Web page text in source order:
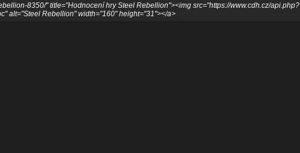
8350/" title="Hodnocení hry Steel Rebellion"><img src="https://www.cdh.cz/api.php?
alt="Steel Rebellion" width="160" height="31"></a>